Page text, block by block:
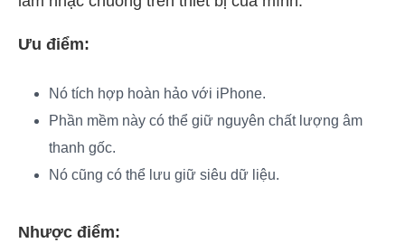
Ưu điểm:
Nó tích hợp hoàn hảo với iPhone.
Phần mềm này có thể giữ nguyên chất lượng âm
thanh gốc.
Nó cũng có thể lưu giữ siêu dữ liệu.
Nhược điểm: